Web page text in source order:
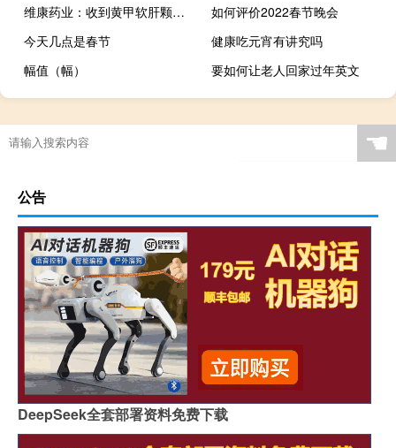
维康药业：收到黄甲软肝颗粒Ⅱ期临床试验总结报告
如何评价2022春节晚会
今天几点是春节
健康吃元宵有讲究吗
幅值（幅）
要如何让老人回家过年英文
☚
公告
DeepSeek全套部署资料免费下载